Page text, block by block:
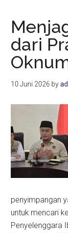
dari
10 Juni 2026 by
penyimpangan
untuk mencari
Penyelenggara